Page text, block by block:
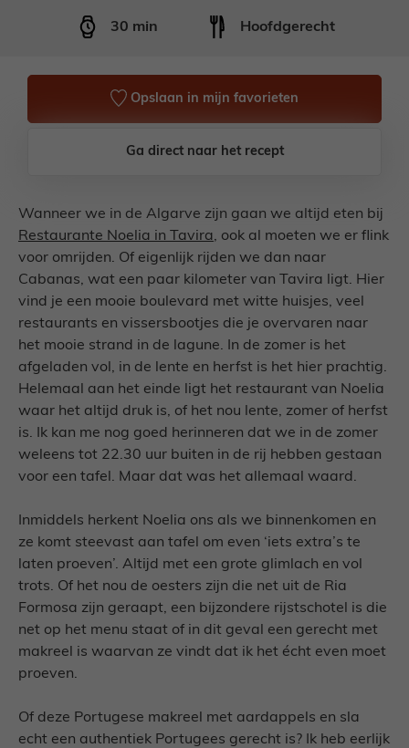
30minuten
min Hoofdgerecht
Opslaan in mijn favorieten
Ga direct naar het recept
Wanneer we in de Algarve zijn gaan we altijd eten bij
Restaurante Noelia in Tavira, ook al moeten we er flink
voor omrijden. Of eigenlijk rijden we dan naar
Cabanas, wat een paar kilometer van Tavira ligt. Hier
vind je een mooie boulevard met witte huisjes, veel
restaurants en vissersbootjes die je overvaren naar
het mooie strand in de lagune. In de zomer is het
afgeladen vol, in de lente en herfst is het hier prachtig.
Helemaal aan het einde ligt het restaurant van Noelia
waar het altijd druk is, of het nou lente, zomer of herfst
is. Ik kan me nog goed herinneren dat we in de zomer
weleens tot 22.30 uur buiten in de rij hebben gestaan
voor een tafel. Maar dat was het allemaal waard.
Inmiddels herkent Noelia ons als we binnenkomen en
ze komt steevast aan tafel om even ‘iets extra’s te
laten proeven’. Altijd met een grote glimlach en vol
trots. Of het nou de oesters zijn die net uit de Ria
Formosa zijn geraapt, een bijzondere rijstschotel is die
net op het menu staat of in dit geval een gerecht met
makreel is waarvan ze vindt dat ik het écht even moet
proeven.
Of deze Portugese makreel met aardappels en sla
echt een authentiek Portugees gerecht is? Ik heb eerlijk